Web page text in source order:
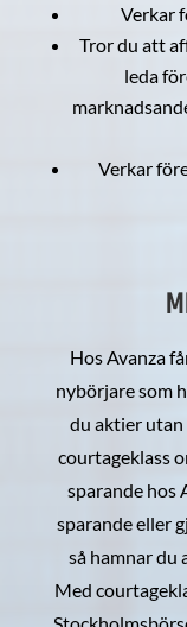
Verkar
Tror du att
leda
Verkar
Hos Avanza
nybörjare som
du aktier utan
courtageklass
sparande hos
sparande eller
så hamnar du
Med